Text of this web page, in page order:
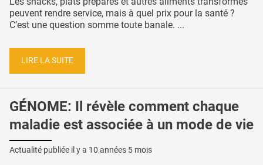
peuvent rendre service, mais à quel prix pour la santé ?
C’est une question somme toute banale. ...
LIRE LA SUITE
GÉNOME: Il révèle comment chaque
maladie est associée à un mode de vie
Actualité publiée il y a 10 années 5 mois